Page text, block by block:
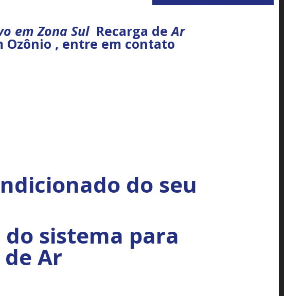
em Zona Sul Recarga deAr
, entre em contato
do seu
sistema para
Ar